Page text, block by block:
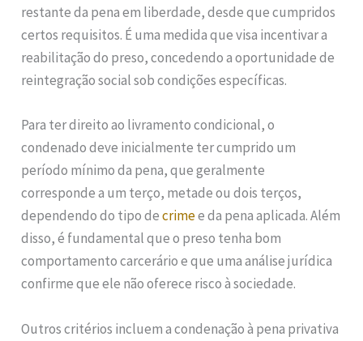
restante da pena em liberdade, desde que cumpridos
certos requisitos. É uma medida que visa incentivar a
reabilitação do preso, concedendo a oportunidade de
reintegração social sob condições específicas.
Para ter direito ao livramento condicional, o
condenado deve inicialmente ter cumprido um
período mínimo da pena, que geralmente
corresponde a um terço, metade ou dois terços,
dependendo do tipo decrimee da pena aplicada. Além
disso, é fundamental que o preso tenha bom
comportamento carcerário e que uma análise jurídica
confirme que ele não oferece risco à sociedade.
Outros critérios incluem a condenação à pena privativa